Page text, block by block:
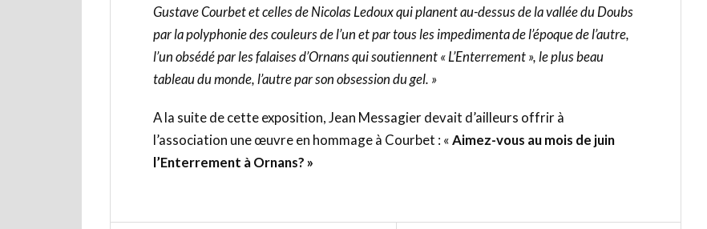
Gustave Courbet et celles de Nicolas Ledoux qui planent au-dessus de la vallée du Doubs
par la polyphonie des couleurs de l’un et par tous les impedimenta de l’époque de l’autre,
l’un obsédé par les falaises d’Ornans qui soutiennent « L’Enterrement », le plus beau
tableau du monde, l’autre par son obsession du gel. »
A la suite de cette exposition, Jean Messagier devait d’ailleurs offrir à
l’association une œuvre en hommage à Courbet : «Aimez-vous au mois de juin
l’Enterrement à Ornans? »